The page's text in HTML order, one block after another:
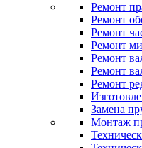
Ремонт
Ремонт
Ремонт
Ремонт
Ремонт
Ремонт
Ремонт
Замена
Монтаж